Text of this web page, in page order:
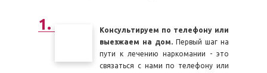
Консультируем по телефону или
выезжаем на дом. Первый шаг на
пути к лечению наркомании - это
связаться с нами по телефону или